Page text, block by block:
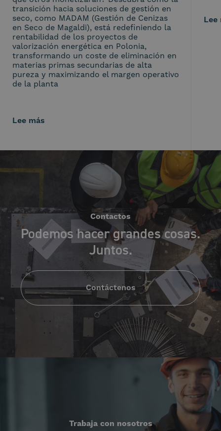
transición hacia soluciones de gestión en
seco, como MADAM (Gestión de Cenizas
en Seco de Magaldi), está redefiniendo la
rentabilidad de los proyectos de
valorización energética en Polonia,
transformando un coste de eliminación en
materias primas secundarias de alta
pureza y maximizando el margen operativo
de la planta
Lee más
Lee
Contactos
Podemos hacer grandes cosas.
Juntos.
Contáctenos
Trabaja con nosotros